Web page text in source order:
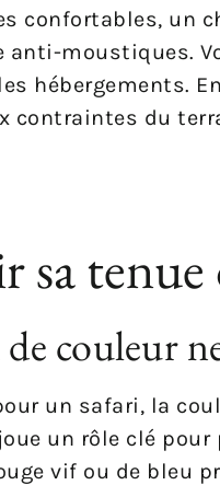
confortables, un
moustiques.
hébergements.
contraintes du
sa tenue
couleur
un safari, la
un rôle clé
vif ou de bleu